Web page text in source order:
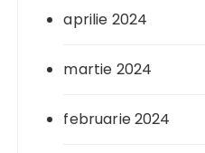
aprilie 2024
martie 2024
februarie 2024